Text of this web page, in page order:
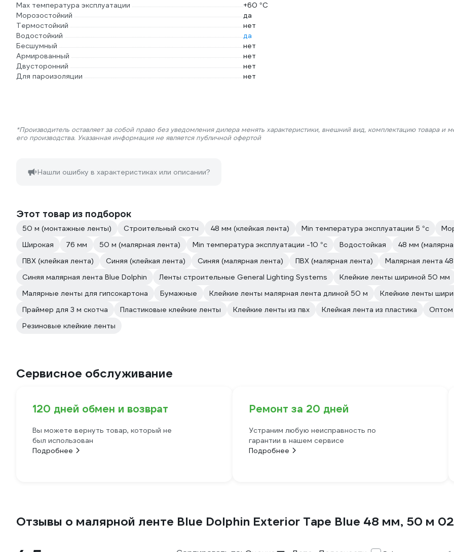
Max температура эксплуатации
+60 °С
Морозостойкий
да
Термостойкий
нет
Водостойкий
да
Бесшумный
нет
Армированный
нет
Двусторонний
нет
Для пароизоляции
нет
*Производитель оставляет за собой право без уведомления дилера менять характеристики, внешний вид, комплектацию товара и
его производства. Указанная информация не является публичной офертой
Нашли ошибку в характеристиках или описании?
Этот товар из подборок
50 м (монтажные ленты) Строительный скотч 48 мм (клейкая лента) Min температура эксплуатации 5 °с
Широкая
76 мм 50 м (малярная лента) Min температура эксплуатации -10 °с Водостойкая
48 мм
ПВХ (клейкая лента)
Синяя (клейкая лента) Синяя (малярная лента) ПВХ (малярная лента)
Малярная лента
Синяя малярная лента Blue Dolphin
Ленты строительные General Lighting Systems
Клейкие ленты шириной 50 мм
Малярные ленты для гипсокартона
Бумажные Клейкие ленты малярная лента длиной 50 м
Клейкие ленты
Праймер для 3 м скотча
Пластиковые клейкие ленты Клейкие ленты из пвх Клейкая лента из пластика
Оптом
Резиновые клейкие ленты
Сервисное обслуживание
120 дней обмен и возврат
Вы можете вернуть товар, который не
был использован
Подробнее
Ремонт за 20 дней
Устраним любую неисправность по
гарантии в нашем сервисе
Подробнее
Отзывы о малярной ленте Blue Dolphin Exterior Tape Blue 48 мм, 50 м